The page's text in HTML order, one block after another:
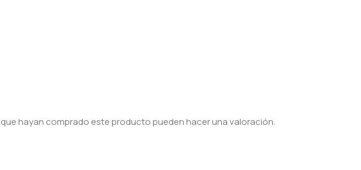
hayan comprado este producto pueden hacer una valoración.